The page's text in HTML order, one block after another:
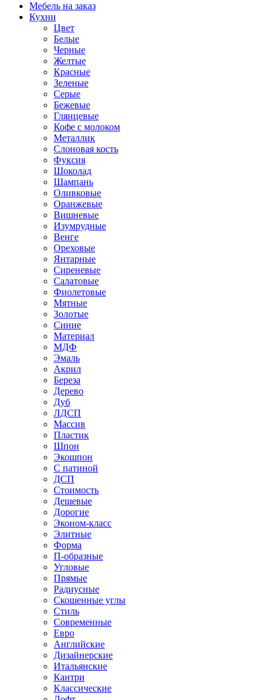
Мебель на заказ
Кухни
Цвет
Белые
Черные
Желтые
Красные
Зеленые
Серые
Бежевые
Глянцевые
Кофе с молоком
Металлик
Слоновая кость
Фуксия
Шоколад
Шампань
Оливковые
Оранжевые
Вишневые
Изумрудные
Венге
Ореховые
Янтарные
Сиреневые
Салатовые
Фиолетовые
Мятные
Золотые
Синие
Материал
МДФ
Эмаль
Акрил
Береза
Дерево
Дуб
ЛДСП
Массив
Пластик
Шпон
Экошпон
С патиной
ДСП
Стоимость
Дешевые
Дорогие
Эконом-класс
Элитные
Форма
П-образные
Угловые
Прямые
Радиусные
Скошенные углы
Стиль
Современные
Евро
Английские
Дизайнерские
Итальянские
Кантри
Классические